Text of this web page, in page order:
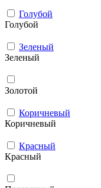
Голубой
Голубой
Зеленый
Зеленый
Золотой
Коричневый
Коричневый
Красный
Красный